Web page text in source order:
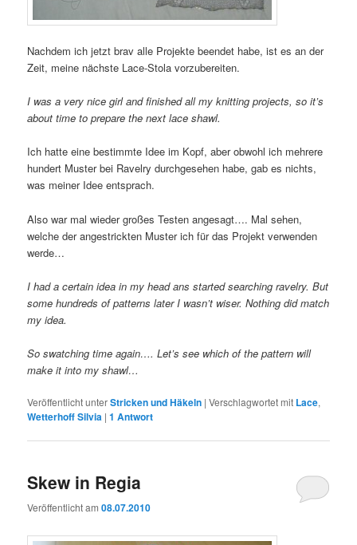
Nachdem ich jetzt brav alle Projekte beendet habe, ist es an der
Zeit, meine nächste Lace-Stola vorzubereiten.
I was a very nice girl and finished all my knitting projects, so it’s
about time to prepare the next lace shawl.
Ich hatte eine bestimmte Idee im Kopf, aber obwohl ich mehrere
hundert Muster bei Ravelry durchgesehen habe, gab es nichts,
was meiner Idee entsprach.
Also war mal wieder großes Testen angesagt…. Mal sehen,
welche der angestrickten Muster ich für das Projekt verwenden
werde…
I had a certain idea in my head ans started searching ravelry. But
some hundreds of patterns later I wasn’t wiser. Nothing did match
my idea.
So swatching time again…. Let’s see which of the pattern will
make it into my shawl…
Veröffentlicht unterStricken und Häkeln |Verschlagwortet mit Lace,
Wetterhoff Silvia |1 Antwort
Skew in Regia
Veröffentlicht am08.07.2010